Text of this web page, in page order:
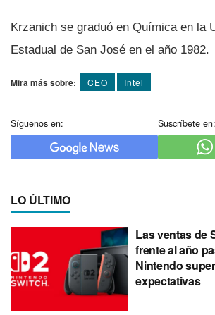
Krzanich se graduó en Quí­mica en la
Estadual de San José en el año 1982.
Mira más sobre: CEO Intel
Síguenos en: Suscríbete en:
LO ÚLTIMO
Las ventas de
frente al año
Nintendo
expectativas